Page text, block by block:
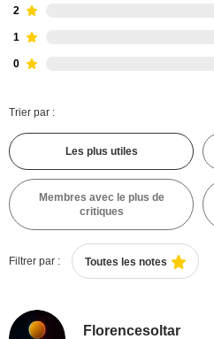
2
1
0
Trier par :
Les plus utiles
Membres avec le plus de
critiques
Filtrer par : Toutes les notes
Florencesoltar